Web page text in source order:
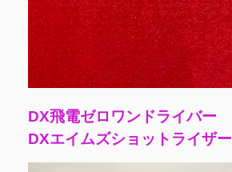
DX飛電ゼロワンドライバー
DXエイムズショットライザー